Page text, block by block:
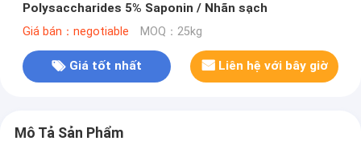
Polysaccharides 5% Saponin / Nhãn sạch
Giá bán：negotiable MOQ：25kg
Giá tốt nhất Liên hệ với bây giờ
Mô Tả Sản Phẩm